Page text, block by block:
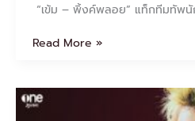
“เข้ม – พิ้งค์พลอย” แท็กทีมทัพ
Read More »
“บูม
สหรัฐ”